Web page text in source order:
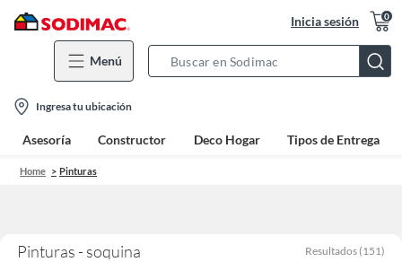
Inicia sesión 0
Menú
Bar
location-
icon
Ingresa tu ubicación
Asesoría Constructor Deco Hogar Tipos de Entrega
Home Pinturas
Pinturas - soquina Resultados (151)